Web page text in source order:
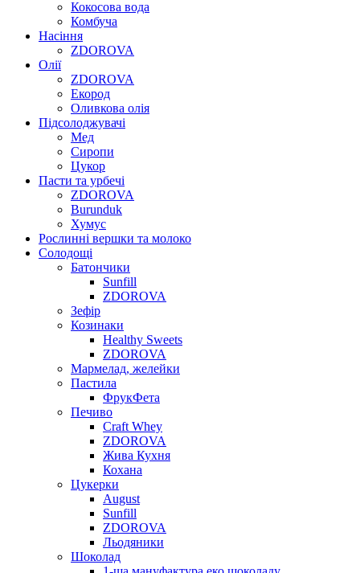
Кокосова вода
Комбуча
Насіння
ZDOROVA
Олії
ZDOROVA
Екород
Оливкова олія
Підсолоджувачі
Мед
Сиропи
Цукор
Пасти та урбечі
ZDOROVA
Burunduk
Хумус
Рослинні вершки та молоко
Солодощі
Батончики
Sunfill
ZDOROVA
Зефір
Козинаки
Healthy Sweets
ZDOROVA
Мармелад, желейки
Пастила
ФрукФета
Печиво
Craft Whey
ZDOROVA
Жива Кухня
Кохана
Цукерки
August
Sunfill
ZDOROVA
Льодяники
Шоколад